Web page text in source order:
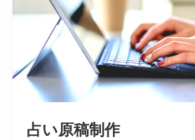
占い原稿制作